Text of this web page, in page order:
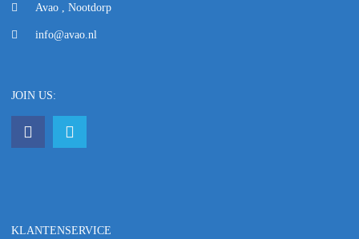
Avao , Nootdorp
info@avao.nl
JOIN US:
KLANTENSERVICE